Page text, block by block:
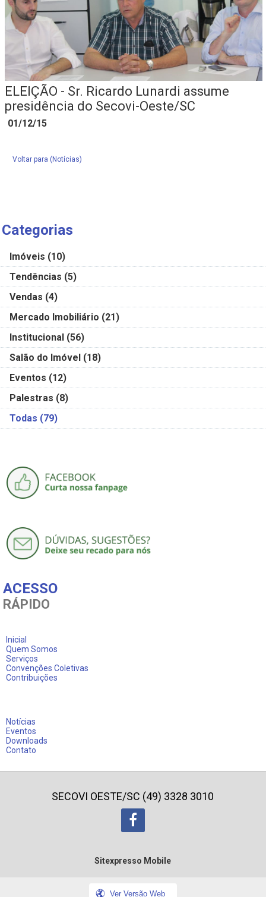
ELEIÇÃO - Sr. Ricardo Lunardi assume
presidência do Secovi-Oeste/SC
01/12/15
Voltar para (Notícias)
Categorias
Imóveis (10)
Tendências (5)
Vendas (4)
Mercado Imobiliário (21)
Institucional (56)
Salão do Imóvel (18)
Eventos (12)
Palestras (8)
Todas (79)
ACESSO
RÁPIDO
Inicial
Quem Somos
Serviços
Convenções Coletivas
Contribuições
Notícias
Eventos
Downloads
Contato
SECOVI OESTE/SC (49) 3328 3010
Sitexpresso Mobile
Ver Versão Web